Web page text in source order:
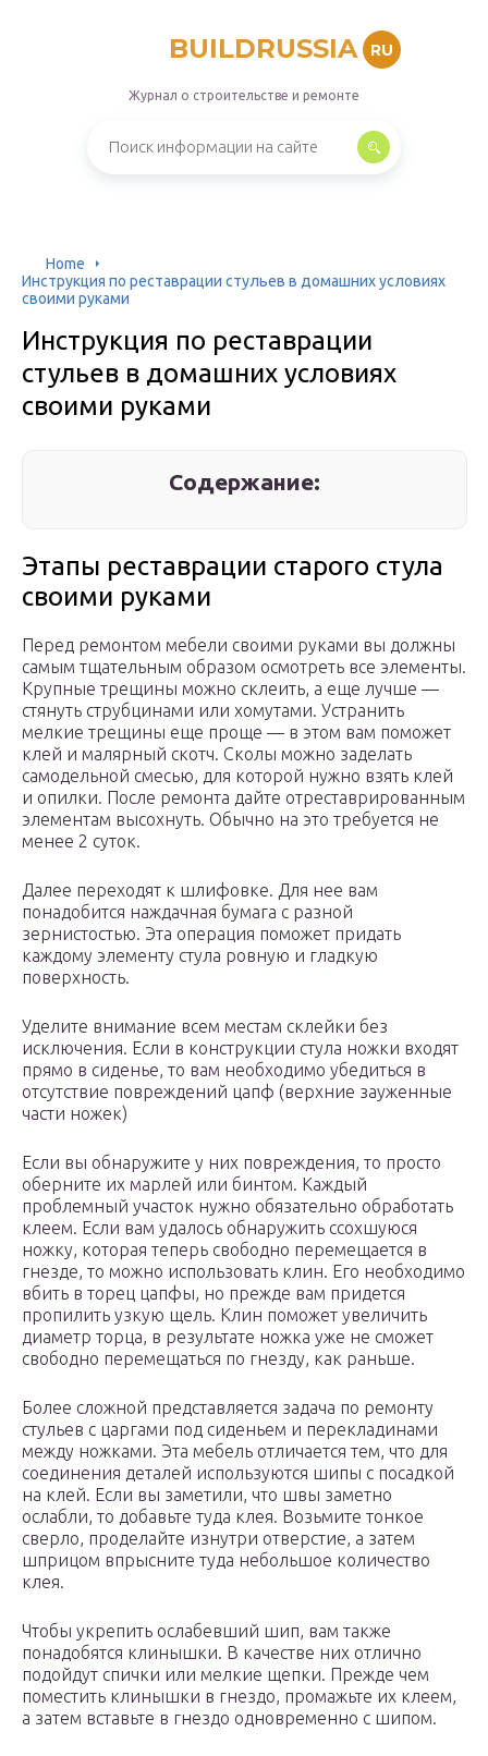
BUILDRUSSIA RU
Журнал о строительстве и ремонте
Home
Инструкция по реставрации стульев в домашних условиях
своими руками
Инструкция по реставрации
стульев в домашних условиях
своими руками
Содержание:
Этапы реставрации старого стула
своими руками
Перед ремонтом мебели своими руками вы должны
самым тщательным образом осмотреть все элементы.
Крупные трещины можно склеить, а еще лучше —
стянуть струбцинами или хомутами. Устранить
мелкие трещины еще проще — в этом вам поможет
клей и малярный скотч. Сколы можно заделать
самодельной смесью, для которой нужно взять клей
и опилки. После ремонта дайте отреставрированным
элементам высохнуть. Обычно на это требуется не
менее 2 суток.
Далее переходят к шлифовке. Для нее вам
понадобится наждачная бумага с разной
зернистостью. Эта операция поможет придать
каждому элементу стула ровную и гладкую
поверхность.
Уделите внимание всем местам склейки без
исключения. Если в конструкции стула ножки входят
прямо в сиденье, то вам необходимо убедиться в
отсутствие повреждений цапф (верхние зауженные
части ножек)
Если вы обнаружите у них повреждения, то просто
оберните их марлей или бинтом. Каждый
проблемный участок нужно обязательно обработать
клеем. Если вам удалось обнаружить ссохшуюся
ножку, которая теперь свободно перемещается в
гнезде, то можно использовать клин. Его необходимо
вбить в торец цапфы, но прежде вам придется
пропилить узкую щель. Клин поможет увеличить
диаметр торца, в результате ножка уже не сможет
свободно перемещаться по гнезду, как раньше.
Более сложной представляется задача по ремонту
стульев с царгами под сиденьем и перекладинами
между ножками. Эта мебель отличается тем, что для
соединения деталей используются шипы с посадкой
на клей. Если вы заметили, что швы заметно
ослабли, то добавьте туда клея. Возьмите тонкое
сверло, проделайте изнутри отверстие, а затем
шприцом впрысните туда небольшое количество
клея.
Чтобы укрепить ослабевший шип, вам также
понадобятся клинышки. В качестве них отлично
подойдут спички или мелкие щепки. Прежде чем
поместить клинышки в гнездо, промажьте их клеем,
а затем вставьте в гнездо одновременно с шипом.